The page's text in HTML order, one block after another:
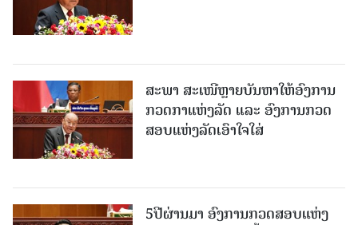
ສະພາ ສະເໜີຫຼາຍບັນຫາໃຫ້ອົງການ
ກວດກາແຫ່ງລັດ ແລະ ອົງການກວດ
ສອບແຫ່ງລັດເອົາໃຈໃສ່
5ປີຜ່ານມາ ອົງການກວດສອບແຫ່ງ